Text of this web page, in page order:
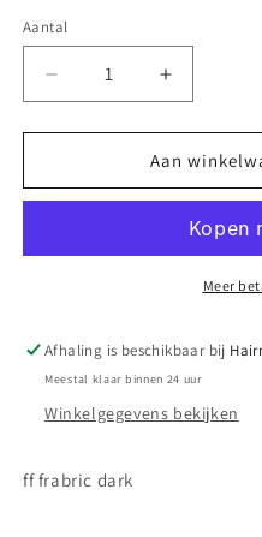
Aantal
Aantal
verlagen
voor
Brown
Aantal
verhogen
voor
FF
Brown
toy
Aan
Meer
Afhaling is beschikbaar bij
Meestal klaar binnen 24 uur
Winkelgegevens bekijken
ff frabric dark